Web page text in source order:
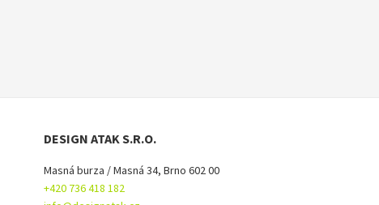
DESIGN ATAK S.R.O.
Masná burza / Masná 34, Brno 602 00
+420 736 418 182